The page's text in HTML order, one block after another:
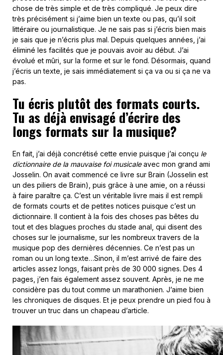
chose de très simple et de très compliqué. Je peux dire
très précisément si j’aime bien un texte ou pas, qu’il soit
littéraire ou journalistique. Je ne sais pas si j’écris bien mais
je sais que je n’écris plus mal. Depuis quelques années, j’ai
éliminé les facilités que je pouvais avoir au début. J’ai
évolué et mûri, sur la forme et sur le fond. Désormais, quand
j’écris un texte, je sais immédiatement si ça va ou si ça ne va
pas.
Tu écris plutôt des formats courts.
Tu as déjà envisagé d’écrire des
longs formats sur la musique?
En fait, j’ai déjà concrétisé cette envie puisque j’ai conçu le
dictionnaire de la mauvaise foi musicaleavec mon grand ami
Josselin. On avait commencé ce livre sur Brain (Josselin est
un des piliers de Brain), puis grâce à une amie, on a réussi
à faire paraître ça. C’est un véritable livre mais il est rempli
de formats courts et de petites notices puisque c’est un
dictionnaire. Il contient à la fois des choses pas bêtes du
tout et des blagues proches du stade anal, qui disent des
choses sur le journalisme, sur les nombreux travers de la
musique pop des dernières décennies. Ce n’est pas un
roman ou un long texte…Sinon, il m’est arrivé de faire des
articles assez longs, faisant près de 30 000 signes. Des 4
pages, j’en fais également assez souvent. Après, je ne me
considère pas du tout comme un marathonien. J’aime bien
les chroniques de disques. Et je peux prendre un pied fou à
trouver un truc dans un chapeau d’article.